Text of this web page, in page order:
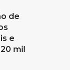
de
e
mil